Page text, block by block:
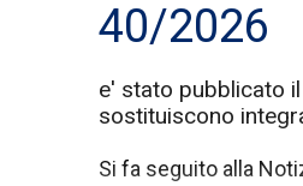
40/2026
e' stato pubblicato
sostituiscono
Si fa seguito alla